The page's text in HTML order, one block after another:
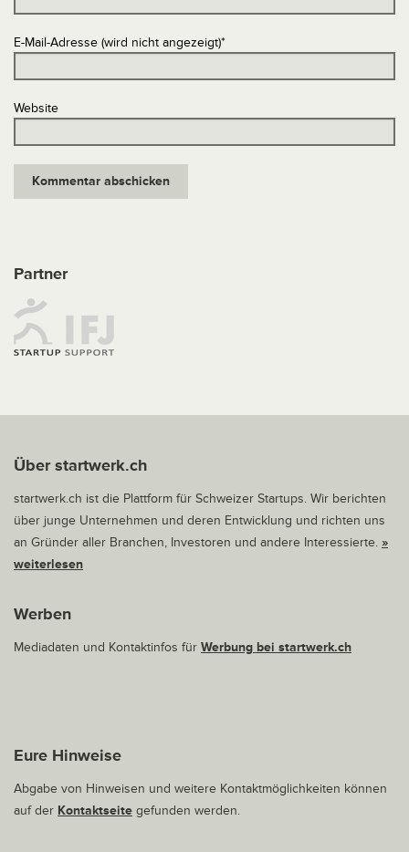
E-Mail-Adresse (wird nicht angezeigt)*
Website
Partner
Über startwerk.ch
startwerk.ch ist die Plattform für Schweizer Startups. Wir berichten
über junge Unternehmen und deren Entwicklung und richten uns
an Gründer aller Branchen, Investoren und andere Interessierte. »
weiterlesen
Werben
Mediadaten und Kontaktinfos für Werbung bei startwerk.ch
Eure Hinweise
Abgabe von Hinweisen und weitere Kontaktmöglichkeiten können
auf der Kontaktseite gefunden werden.